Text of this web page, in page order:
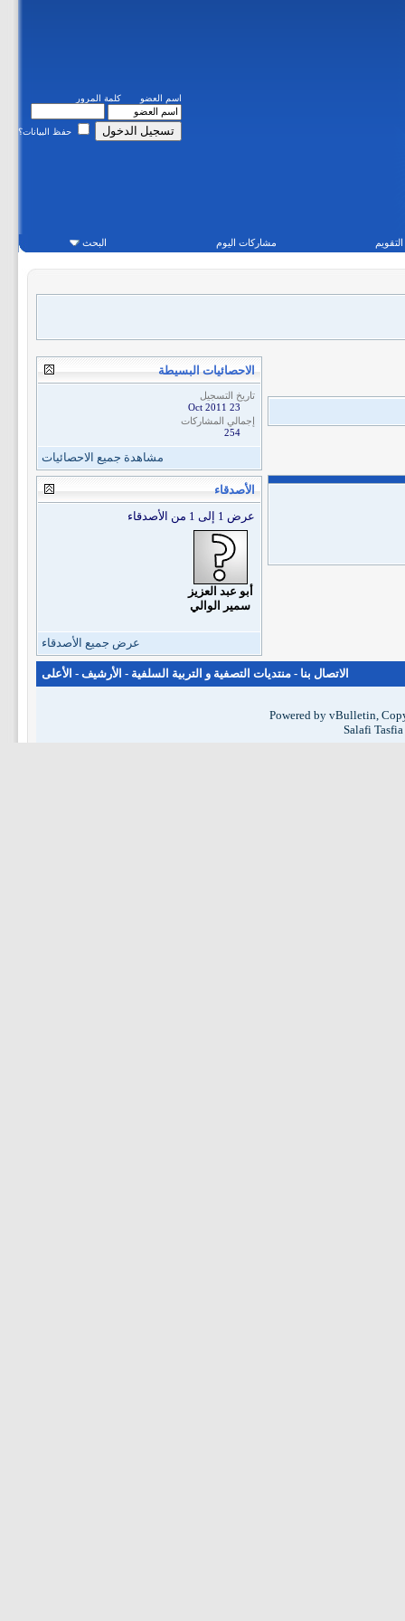
اسم العضو كلمة المرور
حفظ البيانات؟
التقويم مشاركات اليوم البحث
الاحصائيات البسيطة
تاريخ التسجيل
23 Oct 2011
إجمالي المشاركات
254
مشاهدة جميع الاحصائيات
الأصدقاء
عرض 1 إلى 1 من الأصدقاء
أبو عبد العزيز
سمير الوالي
عرض جميع الأصدقاء
الاتصال بنا - منتديات التصفية و التربية السلفية - الأرشيف - الأعلى
Powered by vBulletin,
Salafi